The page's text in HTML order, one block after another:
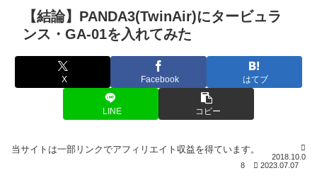
【結論】PANDA3(TwinAir)にタービュラ
ンス・GA-01を入れてみた
X Facebook はてブ
LINE コピー
2018.10.0
8
2023.07.07